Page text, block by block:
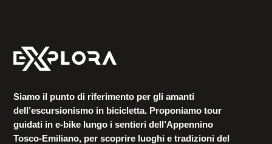
Siamo il punto di riferimento per gli amanti
dell’escursionismo in bicicletta. Proponiamo tour
guidati in e-bike lungo i sentieri dell’Appennino
Tosco-Emiliano, per scoprire luoghi e tradizioni del